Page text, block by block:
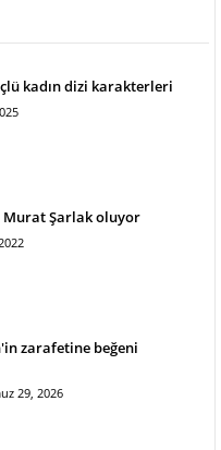
kadın dizi karakterleri
Şarlak oluyor
zarafetine beğeni
29, 2026